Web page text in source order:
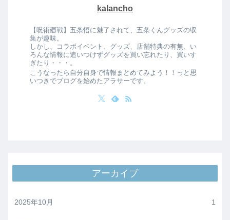
kalancho
【呪術廻戦】五条悟に魅了されて、五条くんグッズの収
集が趣味。
しかし、コラボイベント、グッズ、店舗特典の有無、い
ろんな情報に追いつけずグッズを買い忘れたり、買いす
ぎたり・・・。
こうなったら自分自身で情報まとめてみよう！！っと思
いつきでブログを始めたアラサーです。
アーカイブ
2025年10月 1